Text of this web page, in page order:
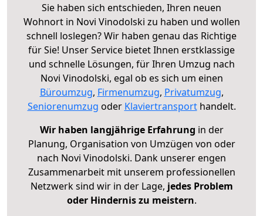
Sie haben sich entschieden, Ihren neuen
Wohnort in Novi Vinodolski zu haben und wollen
schnell loslegen? Wir haben genau das Richtige
für Sie! Unser Service bietet Ihnen erstklassige
und schnelle Lösungen, für Ihren Umzug nach
Novi Vinodolski, egal ob es sich um einen
Büroumzug, Firmenumzug, Privatumzug,
Seniorenumzug oder Klaviertransporthandelt.
Wir haben langjährige Erfahrung in der
Planung, Organisation von Umzügen von oder
nach Novi Vinodolski. Dank unserer engen
Zusammenarbeit mit unserem professionellen
Netzwerk sind wir in der Lage, jedes Problem
oder Hindernis zu meistern.